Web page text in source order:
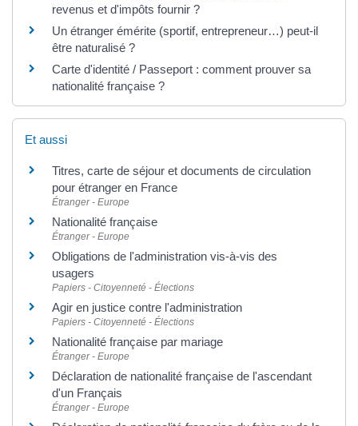
revenus et d'impôts fournir ?
Un étranger émérite (sportif, entrepreneur…) peut-il
être naturalisé ?
Carte d'identité / Passeport : comment prouver sa
nationalité française ?
Et aussi
Titres, carte de séjour et documents de circulation
pour étranger en France
Étranger - Europe
Nationalité française
Étranger - Europe
Obligations de l'administration vis-à-vis des
usagers
Papiers - Citoyenneté - Élections
Agir en justice contre l'administration
Papiers - Citoyenneté - Élections
Nationalité française par mariage
Étranger - Europe
Déclaration de nationalité française de l'ascendant
d'un Français
Étranger - Europe